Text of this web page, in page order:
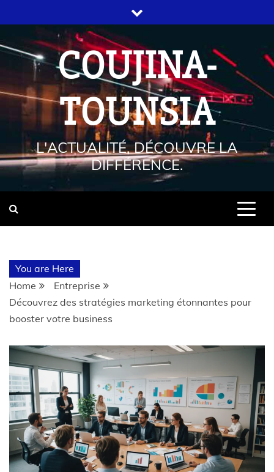
COUJINA-
TOUNSIA
L'ACTUALITÉ, DÉCOUVRE LA
DIFFÉRENCE.
You are Here
Home
Entreprise
Découvrez des stratégies marketing étonnantes pour
booster votre business